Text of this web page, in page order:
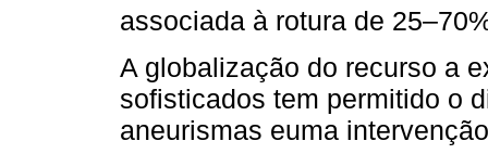
associada à rotura de
A globalização do recurso a
sofisticados tem permitido o
aneurismas euma